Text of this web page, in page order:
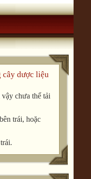
cây dược liệu
chưa thể tải
trái, hoặc